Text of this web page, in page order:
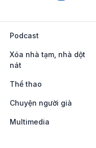
Podcast
Xóa nhà tạm, nhà dột
nát
Thể thao
Chuyện người già
Multimedia